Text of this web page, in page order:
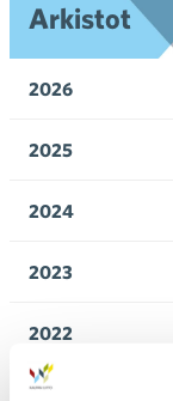
Arkistot
2026
2025
2024
2023
2022
2021